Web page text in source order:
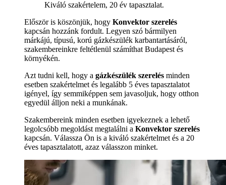
Kiváló szakértelem, 20 év tapasztalat.
Először is köszönjük, hogy Konvektor szerelés
kapcsán hozzánk fordult. Legyen szó bármilyen
márkájú, típusú, korú gázkészülék karbantartásáról,
szakembereinkre feltétlenül számíthat Budapest és
környékén.
Azt tudni kell, hogy a gázkészülék szerelés minden
esetben szakértelmet és legalább 5 éves tapasztalatot
igényel, így semmiképpen sem javasoljuk, hogy otthon
egyedül álljon neki a munkának.
Szakembereink minden esetben igyekeznek a lehető
legolcsóbb megoldást megtalálni a Konvektor szerelés
kapcsán. Válassza Ön is a kiváló szakértelmet és a 20
éves tapasztalatott, azaz válasszon minket.